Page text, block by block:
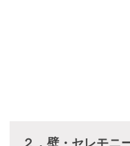
２．壁・セレモニ